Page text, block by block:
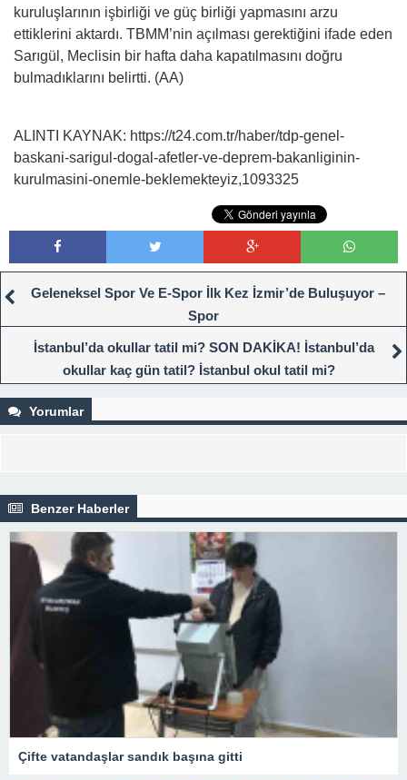
kuruluşlarının işbirliği ve güç birliği yapmasını arzu
ettiklerini aktardı. TBMM’nin açılması gerektiğini ifade eden
Sarıgül, Meclisin bir hafta daha kapatılmasını doğru
bulmadıklarını belirtti. (AA)
ALINTI KAYNAK: https://t24.com.tr/haber/tdp-genel-
baskani-sarigul-dogal-afetler-ve-deprem-bakanliginin-
kurulmasini-onemle-beklemekteyiz,1093325
Geleneksel Spor Ve E-Spor İlk Kez İzmir’de Buluşuyor –
Spor
İstanbul’da okullar tatil mi? SON DAKİKA! İstanbul’da
okullar kaç gün tatil? İstanbul okul tatil mi?
Yorumlar
Benzer Haberler
Çifte vatandaşlar sandık başına gitti